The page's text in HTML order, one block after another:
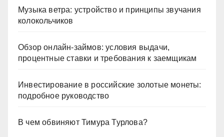
Музыка ветра: устройство и принципы звучания
колокольчиков
Обзор онлайн-займов: условия выдачи,
процентные ставки и требования к заемщикам
Инвестирование в российские золотые монеты:
подробное руководство
В чем обвиняют Тимура Турлова?